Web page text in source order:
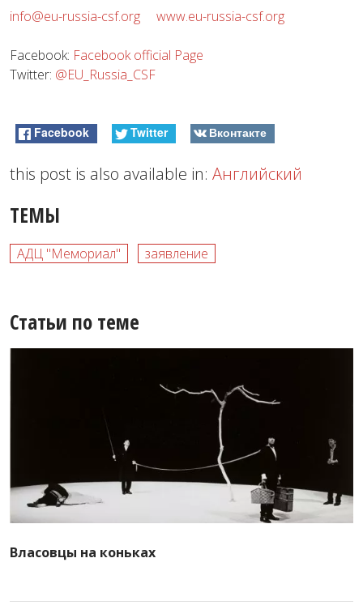
info@eu-russia-csf.org www.eu-russia-csf.org
Facebook: Facebook official Page
Twitter: @EU_Russia_CSF
Facebook Twitter Вконтакте
this post is also available in: Английский
ТЕМЫ
АДЦ "Мемориал" заявление
Статьи по теме
Власовцы на коньках